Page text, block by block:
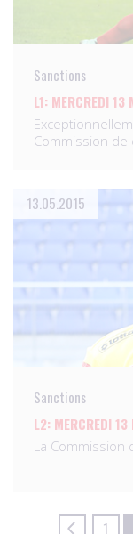
Sanctions
L1: MERCREDI 13
Commission
13.05.2015
Sanctions
L2: MERCREDI
La Commission
1